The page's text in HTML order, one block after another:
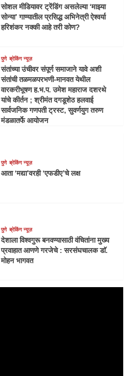
सोशल मीडियावर ट्रेंडिंग असलेल्या ‘माझ्या
सोन्या’ गाण्यातील प्रसिद्ध अभिनेत्री ऐश्वर्या
हरिशंकर नक्की आहे तरी कोण?
पुणे ब्रेकिंग न्यूज़
संतांच्या उंचीवर संपूर्ण समाजाने यावे अशी
संतांची तळमळपरभणी-मानवत येथील
वारकरीभूषण ह.भ.प. उमेश महाराज दशरथे
यांचे कीर्तन ; श्रीमंत दगडूशेठ हलवाई
सार्वजनिक गणपती ट्रस्ट, सुवर्णयुग तरुण
मंडळातर्फे आयोजन
पुणे ब्रेकिंग न्यूज़
आता ‘मद्या’वरही ‘एफडीए’चे लक्ष
पुणे ब्रेकिंग न्यूज़
देशाला विश्वगुरू बनवण्यासाठी वंचितांना मुख्य
प्रवाहात आणणे गरजेचे : सरसंघचालक डाॅ.
मोहन भागवत